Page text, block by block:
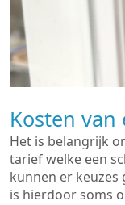
Kosten
Het is belangrijk
tarief welke een
kunnen er
is hierdoor soms